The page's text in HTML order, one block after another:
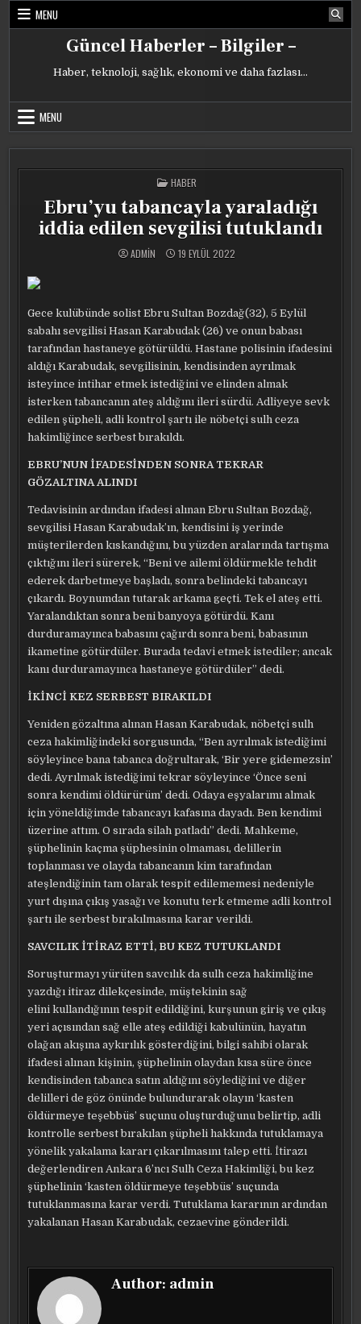
Skip
MENU
Güncel Haberler – Bilgiler –
Haber, teknoloji, sağlık, ekonomi ve daha fazlası…
MENU
POSTED
IN
HABER
Ebru’yu tabancayla yaraladığı
iddia edilen sevgilisi tutuklandı
ADMIN 19 EYLÜL 2022
Gece kulübünde solist Ebru Sultan Bozdağ(32), 5 Eylül
sabahı sevgilisi Hasan Karabudak (26) ve onun babası
tarafından hastaneye götürüldü. Hastane polisinin ifadesini
aldığı Karabudak, sevgilisinin, kendisinden ayrılmak
isteyince intihar etmek istediğini ve elinden almak
isterken tabancanın ateş aldığını ileri sürdü. Adliyeye sevk
edilen şüpheli, adli kontrol şartı ile nöbetçi sulh ceza
hakimliğince serbest bırakıldı.
EBRU’NUN İFADESİNDEN SONRA TEKRAR
GÖZALTINA ALINDI
Tedavisinin ardından ifadesi alınan Ebru Sultan Bozdağ,
sevgilisi Hasan Karabudak’ın, kendisini iş yerinde
müşterilerden kıskandığını, bu yüzden aralarında tartışma
çıktığını ileri sürerek, “Beni ve ailemi öldürmekle tehdit
ederek darbetmeye başladı, sonra belindeki tabancayı
çıkardı. Boynumdan tutarak arkama geçti. Tek el ateş etti.
Yaralandıktan sonra beni banyoya götürdü. Kanı
durduramayınca babasını çağırdı sonra beni, babasının
ikametine götürdüler. Burada tedavi etmek istediler; ancak
kanı durduramayınca hastaneye götürdüler” dedi.
İKİNCİ KEZ SERBEST BIRAKILDI
Yeniden gözaltına alınan Hasan Karabudak, nöbetçi sulh
ceza hakimliğindeki sorgusunda, “Ben ayrılmak istediğimi
söyleyince bana tabanca doğrultarak, ‘Bir yere gidemezsin’
dedi. Ayrılmak istediğimi tekrar söyleyince ‘Önce seni
sonra kendimi öldürürüm’ dedi. Odaya eşyalarımı almak
için yöneldiğimde tabancayı kafasına dayadı. Ben kendimi
üzerine attım. O sırada silah patladı” dedi. Mahkeme,
şüphelinin kaçma şüphesinin olmaması, delillerin
toplanması ve olayda tabancanın kim tarafından
ateşlendiğinin tam olarak tespit edilememesi nedeniyle
yurt dışına çıkış yasağı ve konutu terk etmeme adli kontrol
şartı ile serbest bırakılmasına karar verildi.
SAVCILIK İTİRAZ ETTİ, BU KEZ TUTUKLANDI
Soruşturmayı yürüten savcılık da sulh ceza hakimliğine
yazdığı itiraz dilekçesinde, müştekinin sağ
elini kullandığının tespit edildiğini, kurşunun giriş ve çıkış
yeri açısından sağ elle ateş edildiği kabulünün, hayatın
olağan akışına aykırılık gösterdiğini, bilgi sahibi olarak
ifadesi alınan kişinin, şüphelinin olaydan kısa süre önce
kendisinden tabanca satın aldığını söylediğini ve diğer
delilleri de göz önünde bulundurarak olayın ‘kasten
öldürmeye teşebbüs’ suçunu oluşturduğunu belirtip, adli
kontrolle serbest bırakılan şüpheli hakkında tutuklamaya
yönelik yakalama kararı çıkarılmasını talep etti. İtirazı
değerlendiren Ankara 6’ncı Sulh Ceza Hakimliği, bu kez
şüphelinin ‘kasten öldürmeye teşebbüs’ suçunda
tutuklanmasına karar verdi. Tutuklama kararının ardından
yakalanan Hasan Karabudak, cezaevine gönderildi.
Author: admin